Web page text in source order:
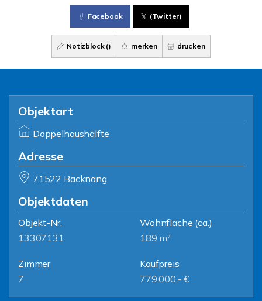
Facebook (Twitter)
Notizblock () merken drucken
Objektart
Doppelhaushälfte
Adresse
71522 Backnang
Objektdaten
Objekt-Nr.
13307131
Wohnfläche (ca.)
189 m²
Zimmer
7
Kaufpreis
779.000,- €